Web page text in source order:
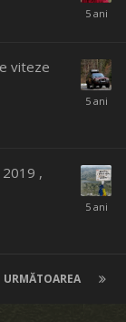
viteze
,
URMĂTOAREA